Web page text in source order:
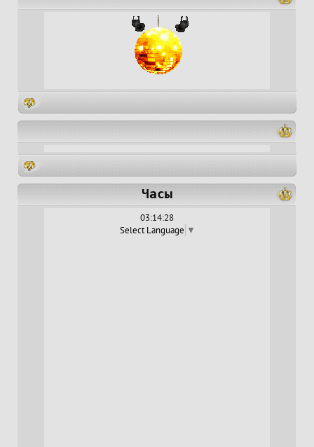
Часы
03:14:29
Select Language ▼